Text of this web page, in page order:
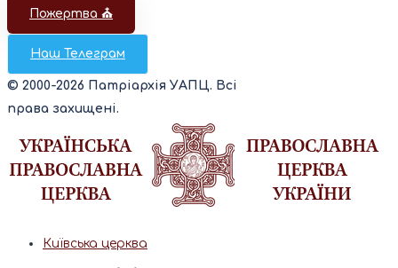
Пожертва ⛪️
Наш Телеграм
© 2000-2026 Патріархія УАПЦ. Всі
права захищені.
Київська церква